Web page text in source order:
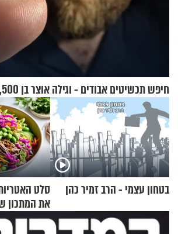
חיפש תכשיטים אבודים - וגילה אוצר בן 2,500 שנה
בטחון עצמי - הרב זמיר כהן
סלט
את המתכון
להגשת